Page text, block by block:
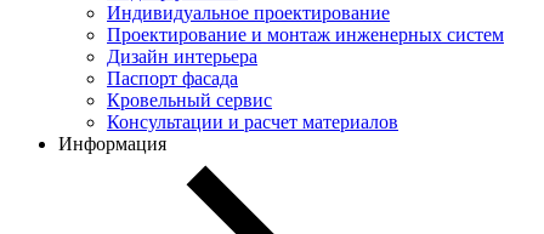
Индивидуальное проектирование
Проектирование и монтаж инженерных систем
Дизайн интерьера
Паспорт фасада
Кровельный сервис
Консультации и расчет материалов
Информация